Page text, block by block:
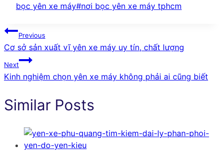
bọc yên xe máy#nơi bọc yên xe máy tphcm
Điều
hướng
bài
Previous
Cơ sở sản xuất vĩ yên xe máy uy tín, chất lượng
Next
Kinh nghiệm chọn yên xe máy không phải ai cũng biết
Similar Posts